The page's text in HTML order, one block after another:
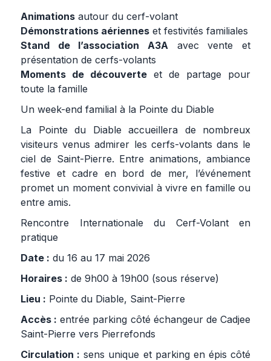
Animations autour du cerf-volant
Démonstrations aériennes et festivités familiales
Stand de l’association A3A avec vente et
présentation de cerfs-volants
Moments de découverte et de partage pour
toute la famille
Un week-end familial à la Pointe du Diable
La Pointe du Diable accueillera de nombreux
visiteurs venus admirer les cerfs-volants dans le
ciel de Saint-Pierre. Entre animations, ambiance
festive et cadre en bord de mer, l’événement
promet un moment convivial à vivre en famille ou
entre amis.
Rencontre Internationale du Cerf-Volant en
pratique
Date : du 16 au 17 mai 2026
Horaires : de 9h00 à 19h00 (sous réserve)
Lieu : Pointe du Diable, Saint-Pierre
Accès : entrée parking côté échangeur de Cadjee
Saint-Pierre vers Pierrefonds
Circulation : sens unique et parking en épis côté